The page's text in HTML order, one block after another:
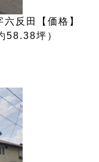
反田【価格】
58.38坪）